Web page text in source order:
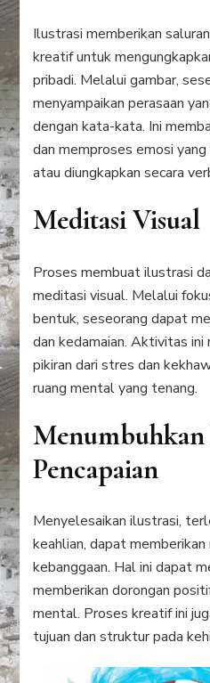
Ilustrasi memberikan
kreatif untuk
pribadi. Melalui gambar,
menyampaikan perasaan
dengan kata-kata. Ini
dan memproses emosi
atau diungkapkan secara
Meditasi Visual
Proses membuat ilustrasi
meditasi visual. Melalui
bentuk, seseorang dapat
dan kedamaian. Aktivitas
pikiran dari stres dan
ruang mental yang tenang.
Menumbuhkan
Pencapaian
Menyelesaikan ilustrasi,
keahlian, dapat memberikan
kebanggaan. Hal ini dapat
memberikan dorongan
mental. Proses kreatif ini
tujuan dan struktur pada